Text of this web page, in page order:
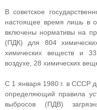
В советское
настоящее время лишь в
включены нормативы на
(ПДК) для 804
химических веществ и
воздухе, 28 химических
С 1 января 1980 г. в СССР
определяющий правила
выбросов (ПДВ)